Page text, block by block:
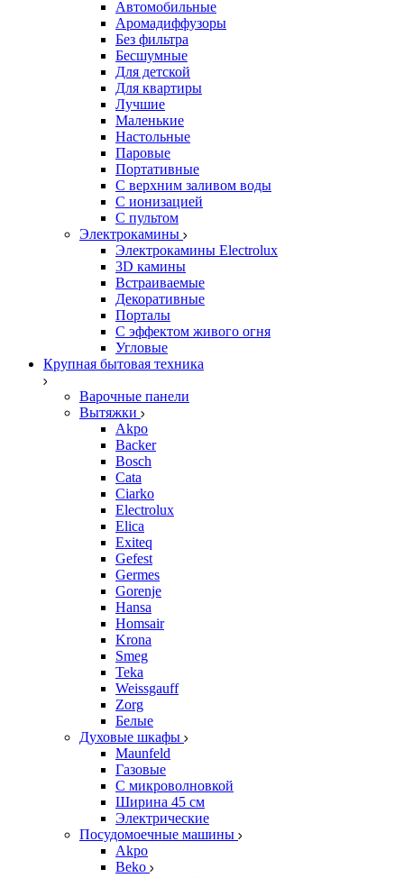
Автомобильные
Аромадиффузоры
Без фильтра
Бесшумные
Для детской
Для квартиры
Лучшие
Маленькие
Настольные
Паровые
Портативные
С верхним заливом воды
С ионизацией
С пультом
Электрокамины
Электрокамины Electrolux
3D камины
Встраиваемые
Декоративные
Порталы
С эффектом живого огня
Угловые
Крупная бытовая техника
Варочные панели
Вытяжки
Akpo
Backer
Bosch
Cata
Ciarko
Electrolux
Elica
Exiteq
Gefest
Germes
Gorenje
Hansa
Homsair
Krona
Smeg
Teka
Weissgauff
Zorg
Белые
Духовые шкафы
Maunfeld
Газовые
С микроволновкой
Ширина 45 см
Электрические
Посудомоечные машины
Akpo
Beko